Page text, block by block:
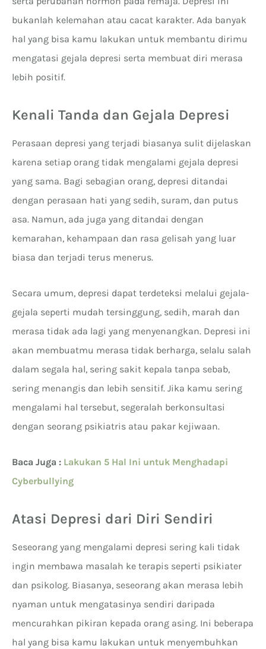
bukanlah kelemahan atau cacat karakter. Ada banyak
hal yang bisa kamu lakukan untuk membantu dirimu
mengatasi gejala depresi serta membuat diri merasa
lebih positif.
Kenali Tanda dan Gejala Depresi
Perasaan depresi yang terjadi biasanya sulit dijelaskan
karena setiap orang tidak mengalami gejala depresi
yang sama. Bagi sebagian orang, depresi ditandai
dengan perasaan hati yang sedih, suram, dan putus
asa. Namun, ada juga yang ditandai dengan
kemarahan, kehampaan dan rasa gelisah yang luar
biasa dan terjadi terus menerus.
Secara umum, depresi dapat terdeteksi melalui gejala-
gejala seperti mudah tersinggung, sedih, marah dan
merasa tidak ada lagi yang menyenangkan. Depresi ini
akan membuatmu merasa tidak berharga, selalu salah
dalam segala hal, sering sakit kepala tanpa sebab,
sering menangis dan lebih sensitif. Jika kamu sering
mengalami hal tersebut, segeralah berkonsultasi
dengan seorang psikiatris atau pakar kejiwaan.
Baca Juga : Lakukan 5 Hal Ini untuk Menghadapi
Cyberbullying
Atasi Depresi dari Diri Sendiri
Seseorang yang mengalami depresi sering kali tidak
ingin membawa masalah ke terapis seperti psikiater
dan psikolog. Biasanya, seseorang akan merasa lebih
nyaman untuk mengatasinya sendiri daripada
mencurahkan pikiran kepada orang asing. Ini beberapa
hal yang bisa kamu lakukan untuk menyembuhkan